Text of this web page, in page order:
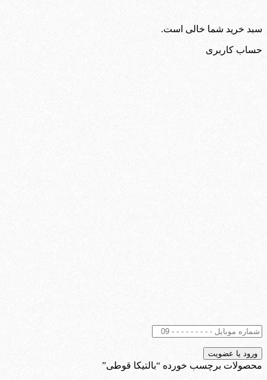
سبد خرید شما خالی است.
حساب کاربری
محصولات برچسب خورده “بالتیکا قوطی”